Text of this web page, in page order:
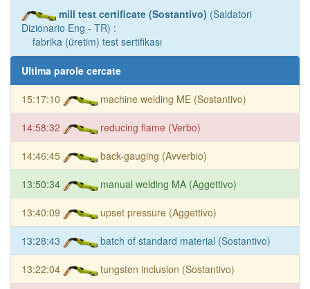
mill test certificate (Sostantivo) (Saldatori
Dizionario Eng - TR) :
fabrika (üretim) test sertifikası
Ultima parole cercate
15:17:10 machine welding ME (Sostantivo)
14:58:32 reducing flame (Verbo)
14:46:45 back-gauging (Avverbio)
13:50:34 manual welding MA (Aggettivo)
13:40:09 upset pressure (Aggettivo)
13:28:43 batch of standard material (Sostantivo)
13:22:04 tungsten inclusion (Sostantivo)